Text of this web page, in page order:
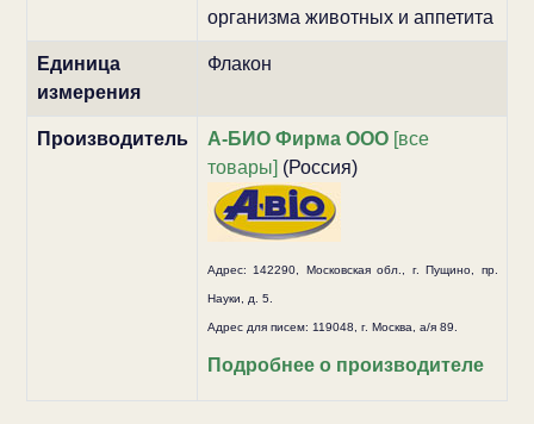
организма животных и аппетита
Единица
измерения
Флакон
Производитель А-БИО Фирма ООО[все
товары] (Россия)
Адрес: 142290, Московская обл., г. Пущино, пр.
Науки, д. 5.
Адрес для писем: 119048, г. Москва, а/я 89.
Подробнее о производителе